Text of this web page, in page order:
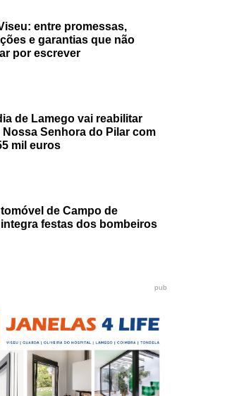
entre promessas,
e garantias que não
por escrever
de Lamego vai reabilitar
Nossa Senhora do Pilar com
mil euros
de Campo de
festas dos bombeiros
pub